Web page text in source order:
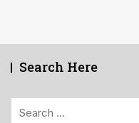
Search Here